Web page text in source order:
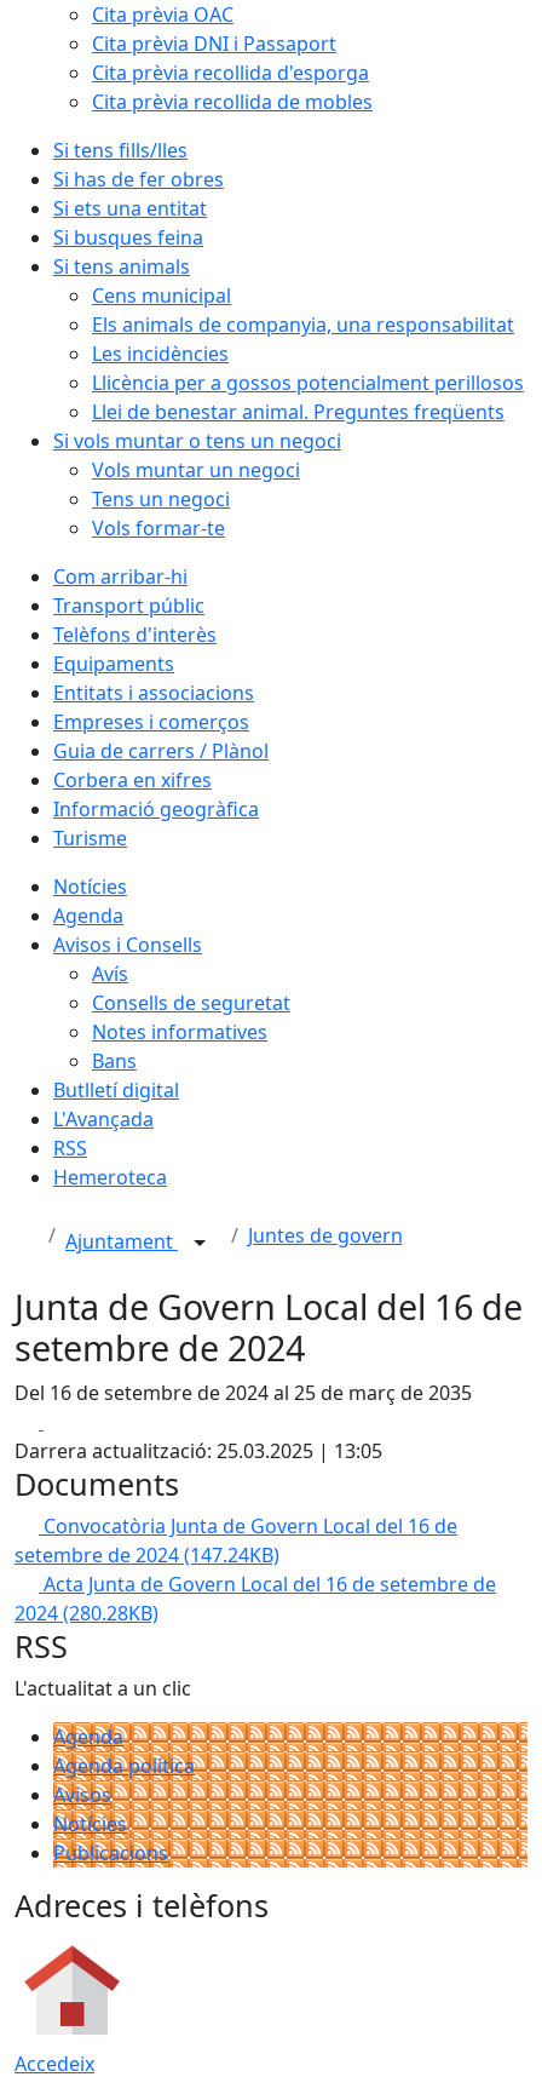
Cita prèvia OAC
Cita prèvia DNI i Passaport
Cita prèvia recollida d'esporga
Cita prèvia recollida de mobles
Si tens fills/lles
Si has de fer obres
Si ets una entitat
Si busques feina
Si tens animals
Cens municipal
Els animals de companyia, una responsabilitat
Les incidències
Llicència per a gossos potencialment perillosos
Llei de benestar animal. Preguntes freqüents
Si vols muntar o tens un negoci
Vols muntar un negoci
Tens un negoci
Vols formar-te
Com arribar-hi
Transport públic
Telèfons d'interès
Equipaments
Entitats i associacions
Empreses i comerços
Guia de carrers / Plànol
Corbera en xifres
Informació geogràfica
Turisme
Notícies
Agenda
Avisos i Consells
Avís
Consells de seguretat
Notes informatives
Bans
Butlletí digital
L'Avançada
RSS
Hemeroteca
Ajuntament Juntes de govern
Junta de Govern Local del 16 de
setembre de 2024
Del 16 de setembre de 2024 al 25 de març de 2035
Darrera actualització: 25.03.2025 | 13:05
Documents
Convocatòria Junta de Govern Local del 16 de
setembre de 2024(147.24KB)
Acta Junta de Govern Local del 16 de setembre de
2024(280.28KB)
RSS
L'actualitat a un clic
Agenda
Agenda política
Avisos
Notícies
Publicacions
Adreces i telèfons
Accedeix